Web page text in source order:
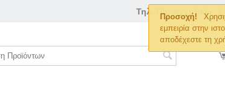
Προσοχή!
εμπειρία στην
αποδέχεστε τη
Τηλ. Παραγγελιών